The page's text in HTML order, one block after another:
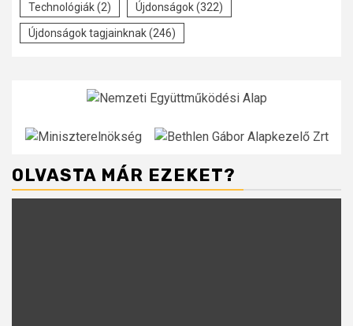
Technológiák(2) Újdonságok(322)
Újdonságok tagjainknak(246)
OLVASTA MÁR EZEKET?